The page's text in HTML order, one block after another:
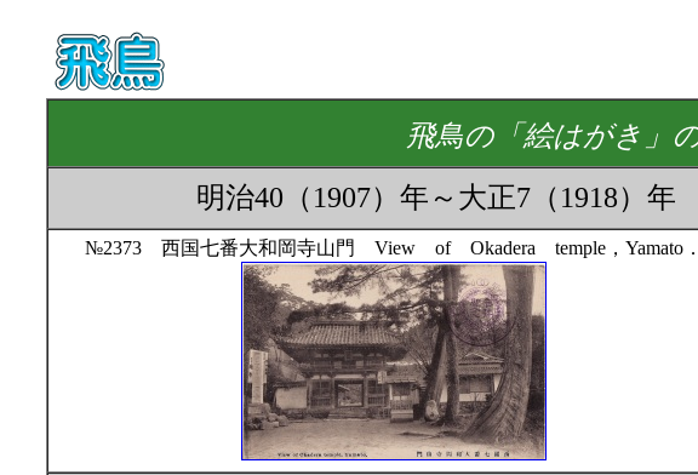
飛鳥の「絵はがき」
明治40（1907）年～大正7（
№2373 西国七番大和岡寺山門 View of Okadera temple，Yamato．